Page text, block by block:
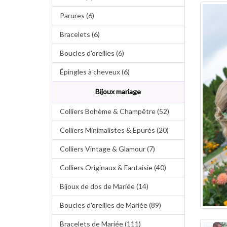
Parures (6)
Bracelets (6)
Boucles d'oreilles (6)
Épingles à cheveux (6)
Bijoux mariage
Colliers Bohème & Champêtre (52)
Colliers Minimalistes & Epurés (20)
Colliers Vintage & Glamour (7)
Colliers Originaux & Fantaisie (40)
Bijoux de dos de Mariée (14)
Boucles d'oreilles de Mariée (89)
Bracelets de Mariée (111)